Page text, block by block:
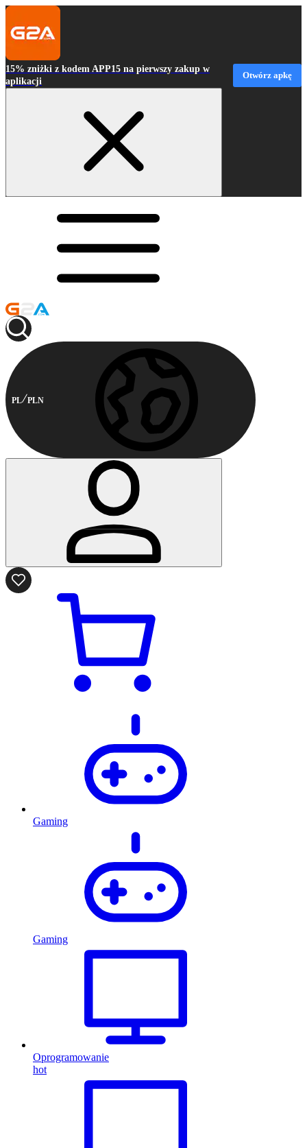
15% zniżki z kodem APP15 na pierwszy zakup w
aplikacji
Otwórz apkę
PL PLN
Gaming
Gaming
Oprogramowanie
hot